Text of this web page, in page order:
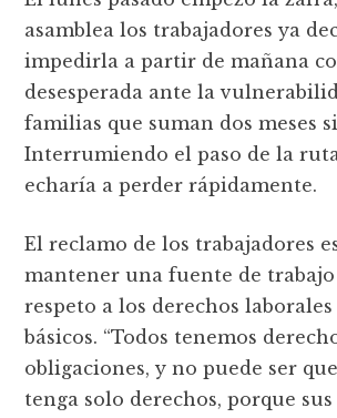
asamblea los trabajadores ya
impedirla a partir de mañana
desesperada ante la
familias que suman dos meses
Interrumiendo el paso de la ruta
echaría a perder rápidamente.
El reclamo de los trabajadores
mantener una fuente de
respeto a los derechos
básicos. “Todos tenemos
obligaciones, y no puede ser
tenga solo derechos, porque